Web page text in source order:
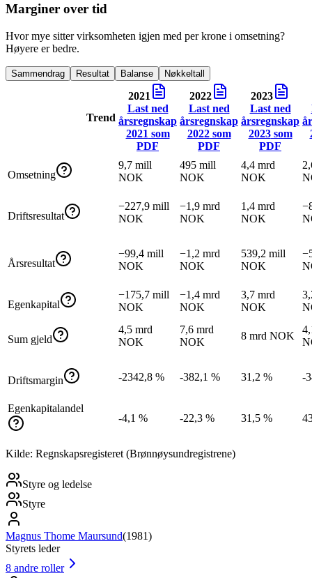
Marginer over tid
Hvor mye sitter virksomheten igjen med per krone i omsetning?
Høyere er bedre.
Sammendrag Resultat Balanse Nøkkeltall
Trend
2021
Last ned
årsregnskap
2021 som
PDF
2022
Last ned
årsregnskap
2022som
PDF
2023
Last ned
årsregnskap
2023som
PDF
Omsetning
9,7 mill
NOK
495 mill
NOK
4,4 mrd
NOK
Driftsresultat
−227,9 mill
NOK
−1,9 mrd
NOK
1,4 mrd
NOK
Årsresultat
−99,4 mill
NOK
−1,2 mrd
NOK
539,2 mill
NOK
Egenkapital
−175,7 mill
NOK
−1,4 mrd
NOK
3,7 mrd
NOK
Sum gjeld
4,5 mrd
NOK
7,6 mrd
NOK
8 mrd NOK
Driftsmargin -2342,8 % -382,1 % 31,2 % -
Egenkapitalandel
-4,1 %
-22,3 % 31,5 %
Kilde: Regnskapsregisteret (Brønnøysundregistrene)
Styre og ledelse
Styre
Magnus Thome Maursund(1981)
Styrets leder
8 andre roller